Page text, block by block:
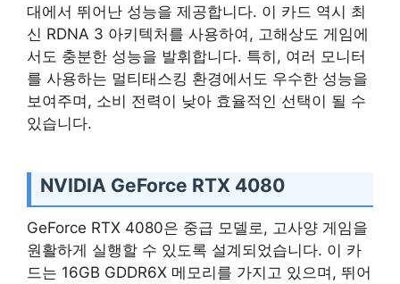
대에서 뛰어난 성능을 제공합니다. 이 카드 역시 최
신 RDNA 3 아키텍처를 사용하여, 고해상도 게임에
서도 충분한 성능을 발휘합니다. 특히, 여러 모니터
를 사용하는 멀티태스킹 환경에서도 우수한 성능을
보여주며, 소비 전력이 낮아 효율적인 선택이 될 수
있습니다.
NVIDIA GeForce RTX 4080
GeForce RTX 4080은 중급 모델로, 고사양 게임을
원활하게 실행할 수 있도록 설계되었습니다. 이 카
드는 16GB GDDR6X 메모리를 가지고 있으며, 뛰어